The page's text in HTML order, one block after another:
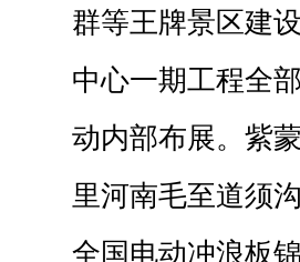
群等王牌景区建
中心一期工程全
动内部布展。紫
里河南毛至道须
全国电动冲浪板